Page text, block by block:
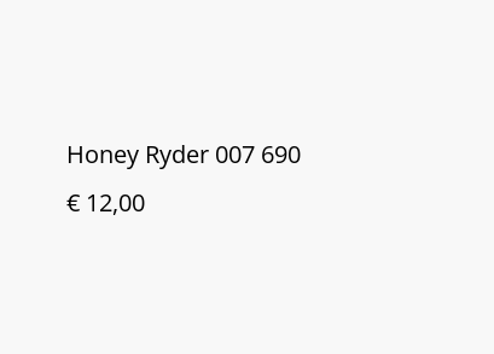
Honey Ryder 007 690
€ 12,00